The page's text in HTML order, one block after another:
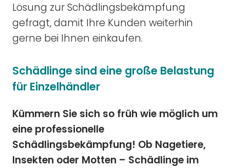
Lösung zur Schädlingsbekämpfung
gefragt, damit Ihre Kunden weiterhin
gerne bei Ihnen einkaufen.
Schädlinge sind eine große Belastung
für Einzelhändler
Kümmern Sie sich so früh wie möglich um
eine professionelle
Schädlingsbekämpfung! Ob Nagetiere,
Insekten oder Motten – Schädlinge im